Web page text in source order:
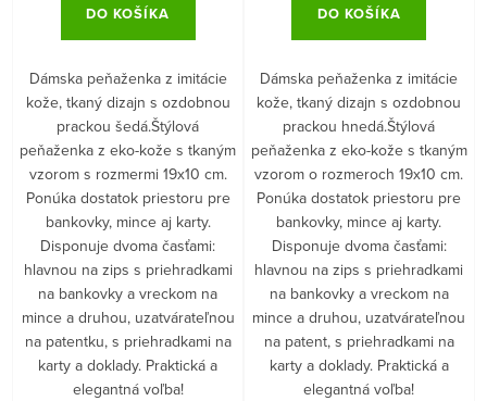
DO KOŠÍKA
Dámska peňaženka z imitácie
kože, tkaný dizajn s ozdobnou
prackou šedá.Štýlová
peňaženka z eko-kože s tkaným
vzorom s rozmermi 19x10 cm.
Ponúka dostatok priestoru pre
bankovky, mince aj karty.
Disponuje dvoma časťami:
hlavnou na zips s priehradkami
na bankovky a vreckom na
mince a druhou, uzatvárateľnou
na patentku, s priehradkami na
karty a doklady. Praktická a
elegantná voľba!
DO KOŠÍKA
Dámska peňaženka z imitácie
kože, tkaný dizajn s ozdobnou
prackou hnedá.Štýlová
peňaženka z eko-kože s tkaným
vzorom o rozmeroch 19x10 cm.
Ponúka dostatok priestoru pre
bankovky, mince aj karty.
Disponuje dvoma časťami:
hlavnou na zips s priehradkami
na bankovky a vreckom na
mince a druhou, uzatvárateľnou
na patent, s priehradkami na
karty a doklady. Praktická a
elegantná voľba!